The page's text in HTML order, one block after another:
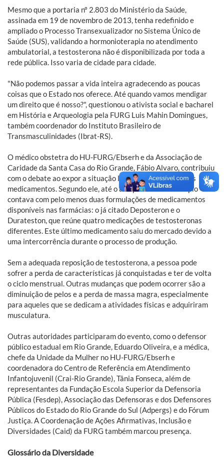
Mesmo que a portaria nº 2.803 do Ministério da Saúde,
assinada em 19 de novembro de 2013, tenha redefinido e
ampliado o Processo Transexualizador no Sistema Único de
Saúde (SUS), validando a hormonioterapia no atendimento
ambulatorial, a testosterona não é disponibilizada por toda a
rede pública. Isso varia de cidade para cidade.
"Não podemos passar a vida inteira agradecendo as poucas
coisas que o Estado nos oferece. Até quando vamos mendigar
um direito que é nosso?", questionou o ativista social e bacharel
em História e Arqueologia pela FURG Luis Mahin Domingues,
também coordenador do Instituto Brasileiro de
Transmasculinidades (Ibrat-RS).
O médico obstetra do HU-FURG/Ebserh e da Associação de
Caridade da Santa Casa do Rio Grande, Fábio Alvaro, contribuiu
com o debate ao expor a situação local da distribuição dos
medicamentos. Segundo ele, até o ano passado o município
contava com pelo menos duas formulações de medicamentos
disponíveis nas farmácias: o já citado Deposteron e o
Durateston, que reúne quatro medicações de testosteronas
diferentes. Este último medicamento saiu do mercado devido a
uma intercorrência durante o processo de produção.
Sem a adequada reposição de testosterona, a pessoa pode
sofrer a perda de características já conquistadas e ter de volta
o ciclo menstrual. Outras mudanças que podem ocorrer são a
diminuição de pelos e a perda de massa magra, especialmente
para aqueles que se dedicam a atividades físicas e adquiriram
musculatura.
Outras autoridades participaram do evento, como o defensor
público estadual em Rio Grande, Eduardo Oliveira, e a médica,
chefe da Unidade da Mulher no HU-FURG/Ebserh e
coordenadora do Centro de Referência em Atendimento
Infantojuvenil (Crai-Rio Grande), Tânia Fonseca, além de
representantes da Fundação Escola Superior da Defensoria
Pública (Fesdep), Associação das Defensoras e dos Defensores
Públicos do Estado do Rio Grande do Sul (Adpergs) e do Fórum
Justiça. A Coordenação de Ações Afirmativas, Inclusão e
Diversidades (Caid) da FURG também marcou presença.
Glossário da Diversidade